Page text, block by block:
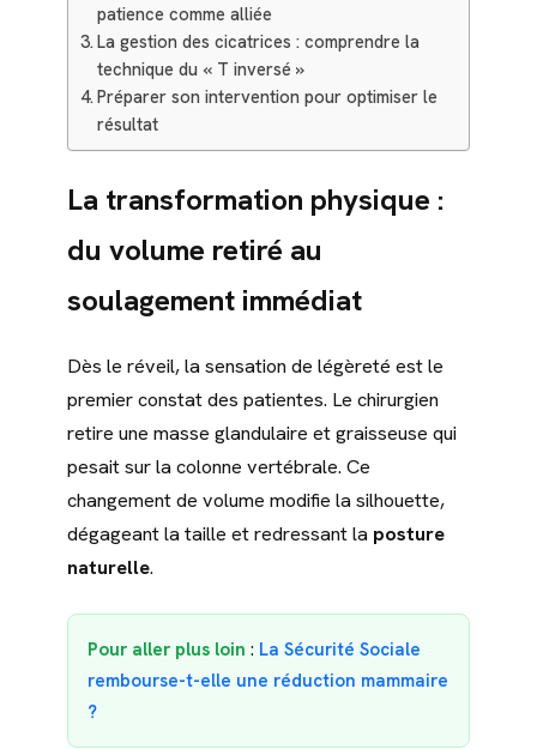
patience comme alliée
La gestion des cicatrices : comprendre la
technique du « T inversé »
Préparer son intervention pour optimiser le
résultat
La transformation physique :
du volume retiré au
soulagement immédiat
Dès le réveil, la sensation de légèreté est le
premier constat des patientes. Le chirurgien
retire une masse glandulaire et graisseuse qui
pesait sur la colonne vertébrale. Ce
changement de volume modifie la silhouette,
dégageant la taille et redressant la posture
naturelle.
Pour aller plus loin : La Sécurité Sociale
rembourse-t-elle une réduction mammaire
?